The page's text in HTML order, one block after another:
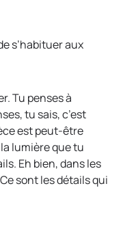
s’habituer aux
Tu penses à
tu sais, c’est
est peut-être
la lumière que tu
Eh bien, dans les
sont les détails qui